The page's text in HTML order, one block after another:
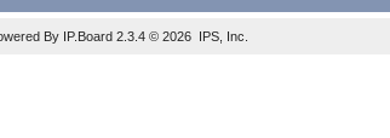
By IP.Board 2.3.4 © 2026 IPS, Inc